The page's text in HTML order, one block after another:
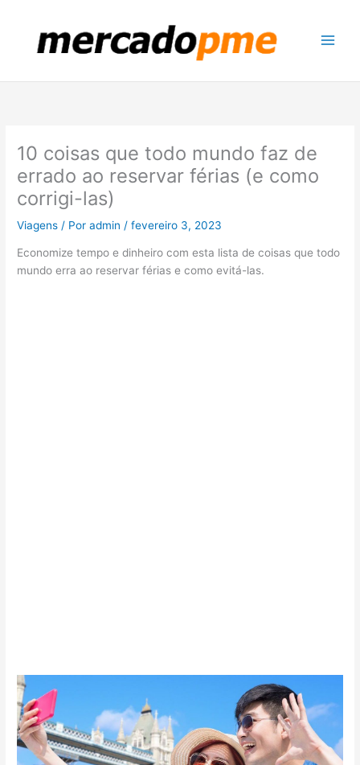
10 coisas que todo mundo faz de
errado ao reservar férias (e como
corrigi-las)
Viagens / Poradmin /fevereiro 3, 2023
Economize tempo e dinheiro com esta lista de coisas que todo
mundo erra ao reservar férias e como evitá-las.